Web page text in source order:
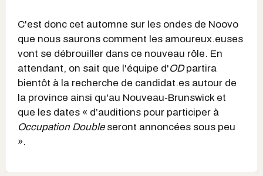
C'est donc cet automne sur les ondes de Noovo
que nous saurons comment les amoureux.euses
vont se débrouiller dans ce nouveau rôle. En
attendant, on sait que l'équipe d'ODpartira
bientôt à la recherche de candidat.es autour de
la province ainsi qu'au Nouveau-Brunswick et
que les dates « d’auditions pour participer à
Occupation Doubleseront annoncées sous peu
».